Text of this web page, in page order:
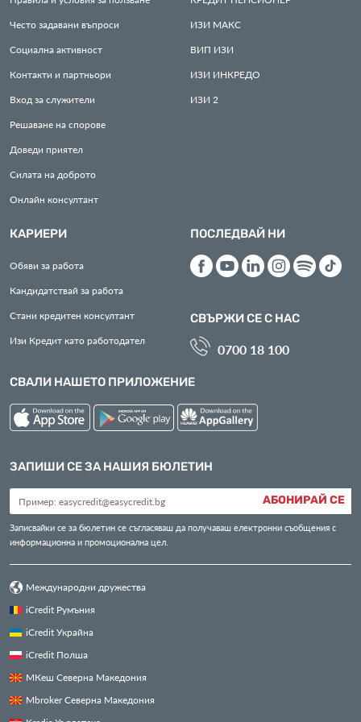
Често задавани въпроси
Социална активност
Контакти и партньори
Вход за служители
Решаване на спорове
Доведи приятел
Силата на доброто
Онлайн консултант
ИЗИ МАКС
ВИП ИЗИ
ИЗИ ИНКРЕДО
ИЗИ 2
КАРИЕРИ
Обяви за работа
Кандидатствай за работа
Стани кредитен консултант
Изи Кредит като работодател
ПОСЛЕДВАЙ НИ
СВЪРЖИ СЕ С НАС
0700 18 100
СВАЛИ НАШЕТО ПРИЛОЖЕНИЕ
ЗАПИШИ СЕ ЗА НАШИЯ БЮЛЕТИН
АБОНИРАЙ СЕ
Записвайки се за бюлетин се съгласяваш да получаваш електронни съобщения с
информационна и промоционална цел.
Международни дружества
iCredit Румъния
iCredit Украйна
iCredit Полша
МКеш Северна Македония
Mbroker Северна Македония